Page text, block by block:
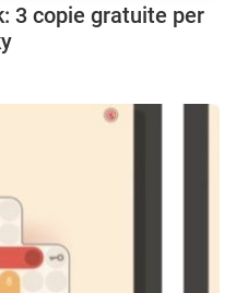
3 copie gratuite per